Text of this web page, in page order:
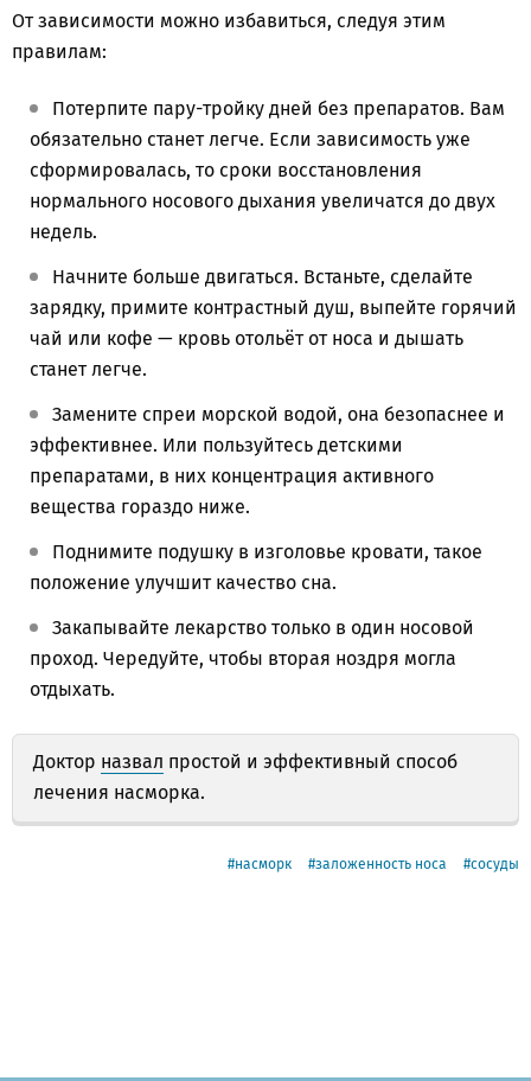
От зависимости можно избавиться, следуя этим
правилам:
Потерпите пару-тройку дней без препаратов. Вам
обязательно станет легче. Если зависимость уже
сформировалась, то сроки восстановления
нормального носового дыхания увеличатся до двух
недель.
Начните больше двигаться. Встаньте, сделайте
зарядку, примите контрастный душ, выпейте горячий
чай или кофе — кровь отольёт от носа и дышать
станет легче.
Замените спреи морской водой, она безопаснее и
эффективнее. Или пользуйтесь детскими
препаратами, в них концентрация активного
вещества гораздо ниже.
Поднимите подушку в изголовье кровати, такое
положение улучшит качество сна.
Закапывайте лекарство только в один носовой
проход. Чередуйте, чтобы вторая ноздря могла
отдыхать.
Доктор назвал простой и эффективный способ
лечения насморка.
насморк заложенность носа сосуды